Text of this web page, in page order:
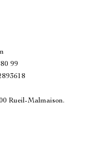
99
Rueil-Malmaison.